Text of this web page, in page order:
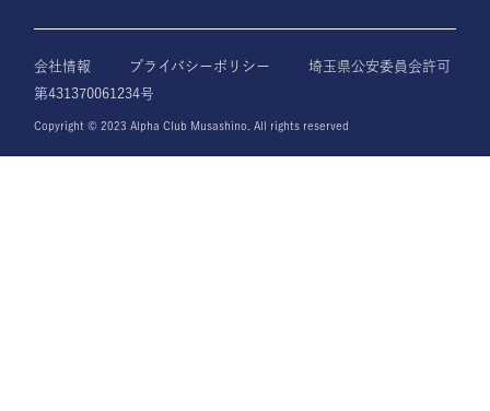
会社情報 プライバシーポリシー
埼玉県公安委員会許可
第431370061234号
Copyright © 2023 Alpha Club Musashino. All rights reserved